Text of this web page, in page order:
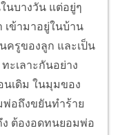
นบางวัน แต่อยู่ๆ
ข้ามาอยู่ในบ้าน
ครูของลูก และเป็น
ะเลาะกันอย่าง
เดิม ในมุมของ
พ่อถึงขยันทำร้าย
ง ต้องอดทนยอมพ่อ